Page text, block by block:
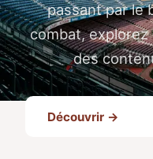
passant par le
combat,
des
Découvrir →